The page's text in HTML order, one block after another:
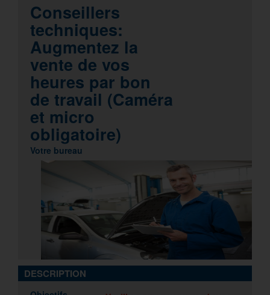
Conseillers
techniques:
Augmentez la
vente de vos
heures par bon
de travail (Caméra
et micro
obligatoire)
Votre bureau
DESCRIPTION